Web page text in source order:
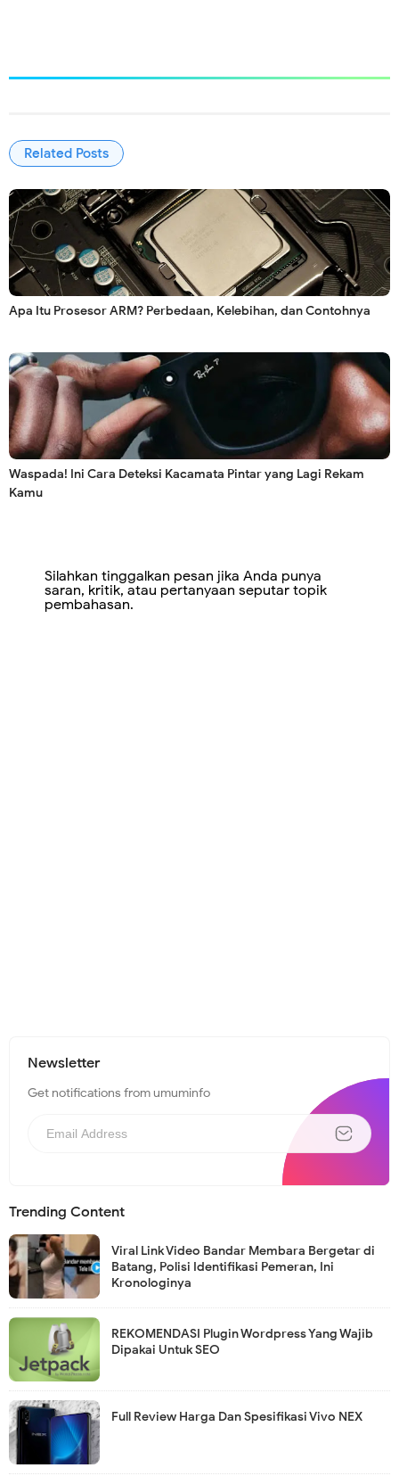
Related Posts
Apa Itu Prosesor ARM? Perbedaan, Kelebihan, dan Contohnya
Waspada! Ini Cara Deteksi Kacamata Pintar yang Lagi Rekam
Kamu
Silahkan tinggalkan pesan jika Anda punya
saran, kritik, atau pertanyaan seputar topik
pembahasan.
Newsletter
Get notifications from umuminfo
Trending Content
Viral Link Video Bandar Membara Bergetar di
Batang, Polisi Identifikasi Pemeran, Ini
Kronologinya
REKOMENDASI Plugin Wordpress Yang Wajib
Dipakai Untuk SEO
Full Review Harga Dan Spesifikasi Vivo NEX